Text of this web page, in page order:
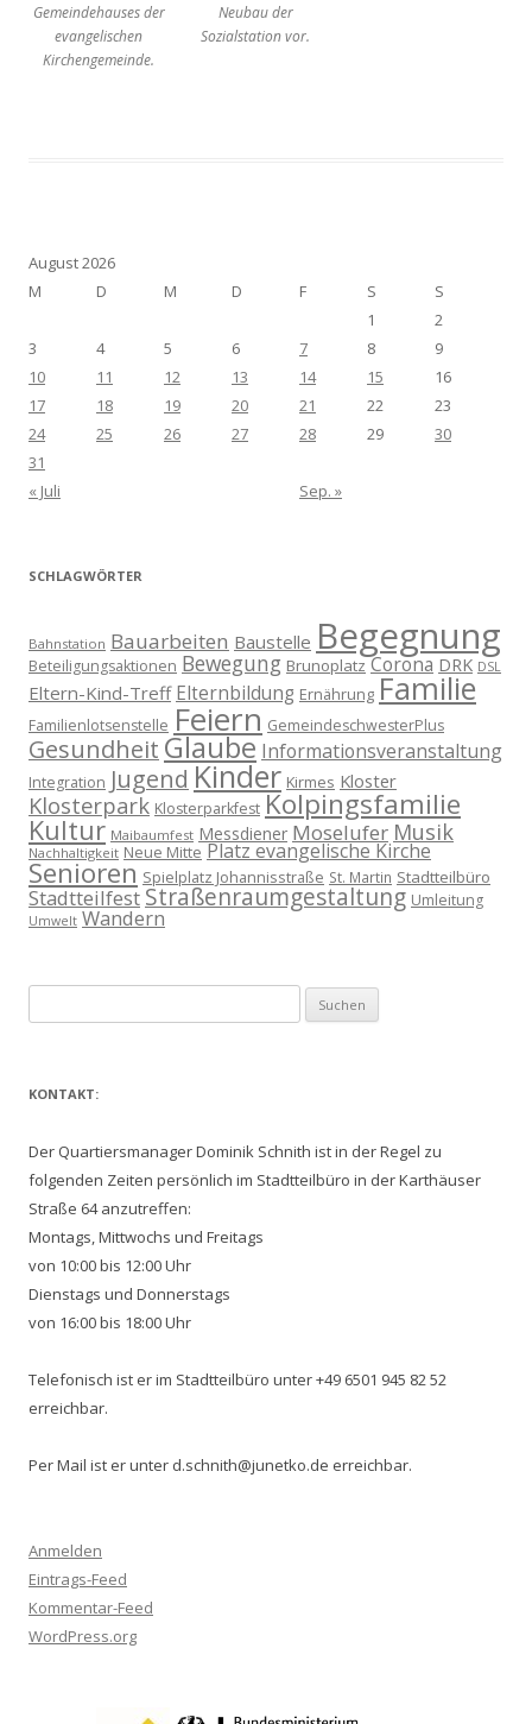
Gemeindehauses der
evangelischen
Kirchengemeinde.
Neubau der
Sozialstation vor.
August 2026
M
D M D F S
S
1
2
3
4 5 6 7 8
9
10
11 12 13 14 15
16
17
18 19 20 21 22
23
24
25 26 27 28 29
30
31
« Juli
Sep. »
SCHLAGWÖRTER
Bahnstation Bauarbeiten Baustelle Begegnung
Beteiligungsaktionen Bewegung Brunoplatz Corona DRK DSL
Eltern-Kind-Treff Elternbildung Ernährung Familie
Familienlotsenstelle Feiern GemeindeschwesterPlus
Gesundheit Glaube Informationsveranstaltung
Integration Jugend Kinder Kirmes Kloster
Klosterpark Klosterparkfest Kolpingsfamilie
Kultur Maibaumfest Messdiener Moselufer Musik
Nachhaltigkeit Neue Mitte Platz evangelische Kirche
Senioren Spielplatz Johannisstraße St. Martin Stadtteilbüro
Stadtteilfest Straßenraumgestaltung Umleitung
Umwelt Wandern
nach:
KONTAKT:
Der Quartiersmanager Dominik Schnith ist in der Regel zu
folgenden Zeiten persönlich im Stadtteilbüro in der Karthäuser
Straße 64 anzutreffen:
Montags, Mittwochs und Freitags
von 10:00 bis 12:00 Uhr
Dienstags und Donnerstags
von 16:00 bis 18:00 Uhr
Telefonisch ist er im Stadtteilbüro unter +49 6501 945 82 52
erreichbar.
Per Mail ist er unter d.schnith@junetko.de erreichbar.
Anmelden
Eintrags-Feed
Kommentar-Feed
WordPress.org